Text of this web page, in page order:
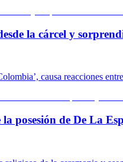
la cárcel y
causa reacciones
posesión de De La